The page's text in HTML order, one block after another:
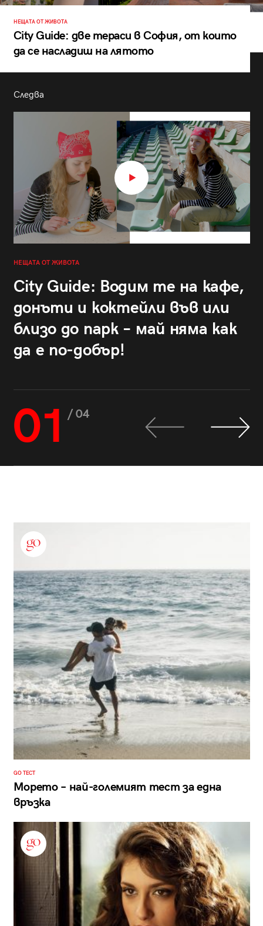
НЕЩАТА ОТ ЖИВОТА
City Guide: две тераси в София, от които
да се насладиш на лятото
Следва
НЕЩАТА ОТ ЖИВОТА
City Guide: Водим те на кафе,
донъти и коктейли във или
близо до парк – май няма как
да е по-добър!
01 / 04
GO ТЕСТ
Морето – най-големият тест за една
връзка